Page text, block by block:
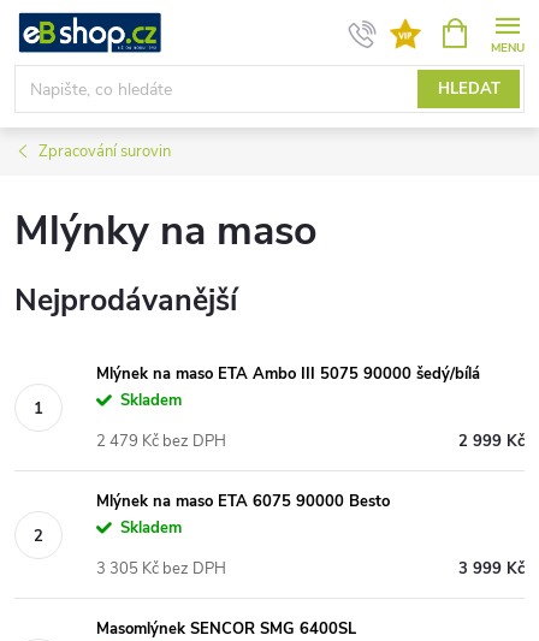
Přejít
obsah
HLEDAT
NÁKUPNÍ
KOŠÍK
Zpracování surovin
Mlýnky na maso
Nejprodávanější
Mlýnek na maso ETA Ambo III 5075 90000 šedý/bílá
Skladem
2 999 Kč
2 479 Kč bez DPH
Mlýnek na maso ETA 6075 90000 Besto
Skladem
3 999 Kč
3 305 Kč bez DPH
Masomlýnek SENCOR SMG 6400SL